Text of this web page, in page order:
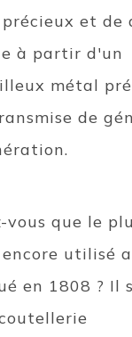
et de
à partir d'un
métal
de
vous que le
utilisé
en 1808 ? Il